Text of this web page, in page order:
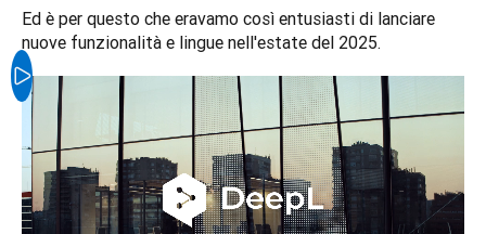
Ed è per questo che eravamo così entusiasti di lanciare
nuove funzionalità e lingue nell'estate del 2025.